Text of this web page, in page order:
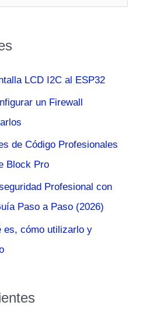
LCD I2C al ESP32
un Firewall
de Código Profesionales
Block Pro
Profesional con
Paso a Paso (2026)
es, cómo utilizarlo y